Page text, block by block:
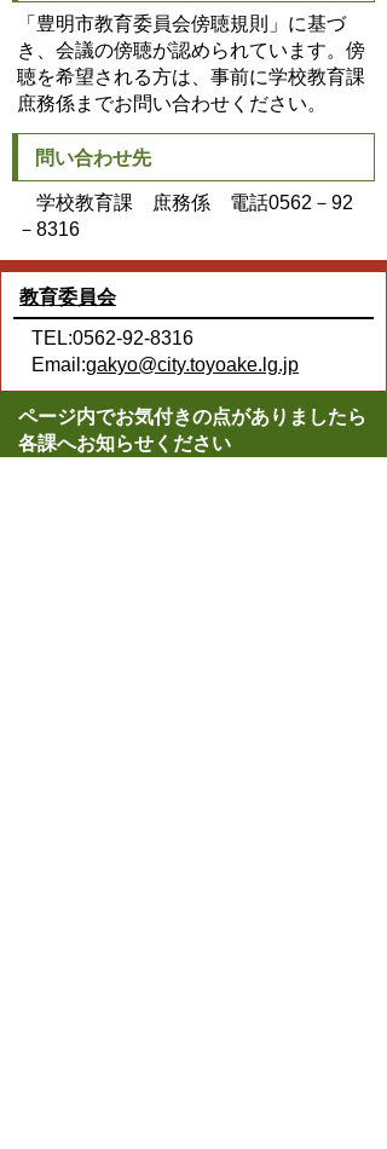
「豊明市教育委員会傍聴規則」に基づ
き、会議の傍聴が認められています。傍
聴を希望される方は、事前に学校教育課
庶務係までお問い合わせください。
問い合わせ先
学校教育課 庶務係 電話0562－92
－8316
教育委員会
TEL:0562-92-8316
Email:gakyo@city.toyoake.lg.jp
ページ内でお気付きの点がありましたら
各課へお知らせください